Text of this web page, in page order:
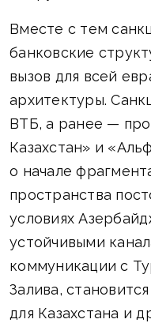
Вместе с тем
банковские
вызов для всей
архитектуры.
ВТБ, а ранее —
Казахстан» и
о начале
пространства
условиях
устойчивыми
коммуникации с
Залива,
для Казахстана и